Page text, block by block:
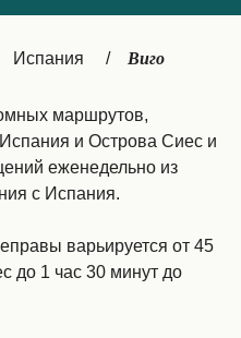
Belgique (FR)
Deutschland
Indonesia
Maroc (FR)
Испания Виго
маршрутов,
и Острова Сиес и
еженедельно из
с Испания.
варьируется от 45
до 1 час 30 минут до